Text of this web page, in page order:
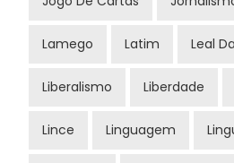
Lamego Latim Leal
Liberalismo Liberdade
Lince Linguagem